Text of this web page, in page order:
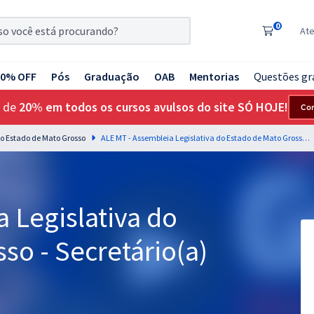
0
OFF Pós Graduação OAB Mentorias Questões
de 20% em todos os cursos avulsos do site SÓ HOJE!
Estado de Mato Grosso ALE MT - Assembleia Legislativa do Estado de Mato Grosso - Secretário(a)
Legislativa do
- Secretário(a)